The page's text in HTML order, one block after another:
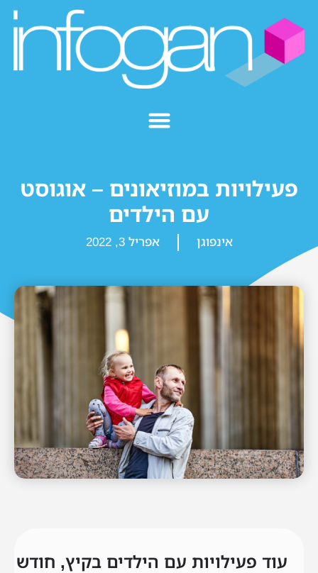
פעילויות במוזיאונים – אוגוסט
עם הילדים
אינפוגן אפריל 3, 2022
עוד פעילויות עם הילדים בקיץ, חודש